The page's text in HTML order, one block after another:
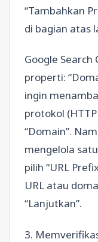
“Tambahkan
di bagian atas
Google
properti:
ingin
protokol
“Domain”.
mengelola
pilih “URL
URL atau
“Lanjutkan”.
3.